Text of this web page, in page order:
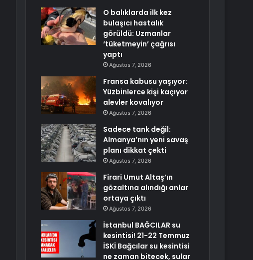
O balıklarda ilk kez
bulaşıcı hastalık
görüldü: Uzmanlar
‘tüketmeyin’ çağrısı
yaptı
Ağustos 7, 2026
Fransa kabusu yaşıyor:
Yüzbinlerce kişi kaçıyor
alevler kovalıyor
Ağustos 7, 2026
Sadece tank değil:
Almanya’nın yeni savaş
planı dikkat çekti
Ağustos 7, 2026
Firari Umut Altaş’ın
gözaltına alındığı anlar
ortaya çıktı
Ağustos 7, 2026
İstanbul BAĞCILAR su
kesintisi! 21-22 Temmuz
İSKİ Bağcılar su kesintisi
ne zaman bitecek, sular